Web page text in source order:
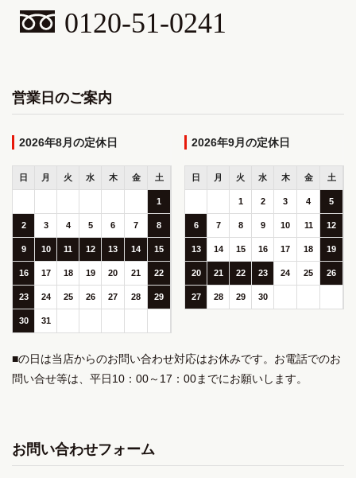
0120-51-0241
営業日のご案内
2026年8月
日 月 火 水 木 金 土
1
2 3 4 5 6 7 8
9 10 11 12 13 14 15
16 17 18 19 20 21 22
23 24 25 26 27 28 29
30 31
2026年9月
日 月 火 水 木 金 土
1 2 3 4 5
6 7 8 9 10 11 12
13 14 15 16 17 18 19
20 21 22 23 24 25 26
27 28 29 30
■の日は当店からのお問い合わせ対応はお休みです。お電話でのお
問い合せ等は、平日10：00～17：00までにお願いします。
お問い合わせフォーム